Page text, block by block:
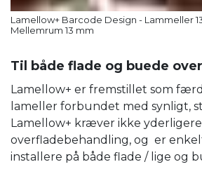
Lamellow+ Barcode Design - Lammeller
Mellemrum 13 mm
Til både flade og buede
Lamellow+ er fremstillet som
lameller forbundet med synligt,
Lamellow+ kræver ikke yderligere
overfladebehandling, og er
installere på både flade / lige og